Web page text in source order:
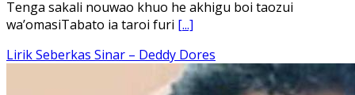
Ena’o natola ukhamoHaga mbawa ba desa’aUhalo ube’e
khomoUohe ia ube bangaimo Ena’o
Lirik Lagu FAFOFA Ciptaan Fajar Halawa Vocal Rendi Gulo